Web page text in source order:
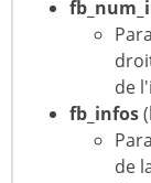
de
fb_infos
de